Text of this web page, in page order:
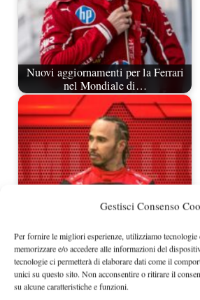
Gestisci Consenso
Per fornire le migliori esperienze, utilizziamo tecnologie
memorizzare e/o accedere alle informazioni del
tecnologie ci permetterà di elaborare dati come il
unici su questo sito. Non acconsentire o ritirare il
su alcune caratteristiche e funzioni.
Nuovi aggiornamenti per la Ferrari
nel Mondiale di…
Hamilton ha già sposato la causa
Ferrari in pieno